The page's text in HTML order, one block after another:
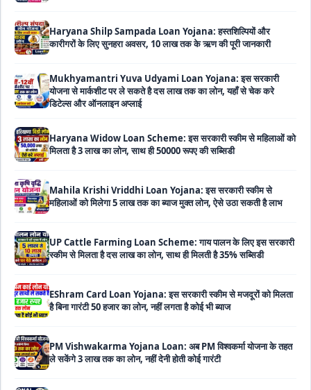
Mukhyamantri Yuva Udyami Loan Yojana: इस सरकारी
योजना से मार्कशीट पर ले सकते है दस लाख तक का लोन, यहाँ से चेक करे
Haryana Widow Loan Scheme: इस सरकारी स्कीम से महिलाओं को
मिलता है 3 लाख का लोन, साथ ही 50000 रूपए की सब्सिडी
Mahila Krishi Vriddhi Loan Yojana: इस सरकारी स्कीम से
महिलाओं को मिलेगा 5 लाख तक का ब्याज मुक्त लोन, ऐसे उठा सकती है लाभ
UP Cattle Farming Loan Scheme: गाय पालन के लिए इस सरकारी
स्कीम से मिलता है दस लाख का लोन, साथ ही मिलती है 35% सब्सिडी
EShram Card Loan Yojana: इस सरकारी स्कीम से मजदूरों को मिलता
है बिना गारंटी 50 हजार का लोन, नहीं लगता है कोई भी ब्याज
PM Vishwakarma Yojana Loan: अब PM विश्वकर्मा योजना के तहत
ले सकेंगे 3 लाख तक का लोन, नहीं देनी होती कोई गारंटी
National Livestock Mission Loan: पशुपालन बिजनेस के लिए
सरकार देगी आधा पैसा, इस सरकारी योजना ने मचाया तहलका